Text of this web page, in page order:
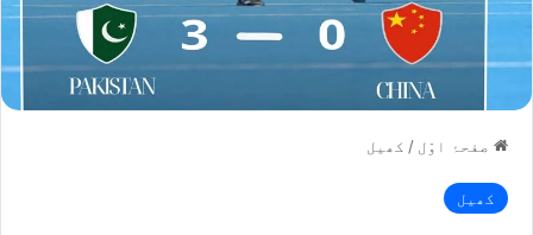
صفحۂ اوّل / کھیل
کھیل